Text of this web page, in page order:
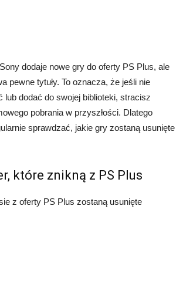
dodaje nowe gry do oferty PS Plus, ale
pewne tytuły. To oznacza, że jeśli nie
lub dodać do swojej biblioteki, stracisz
pobrania w przyszłości. Dlatego
sprawdzać, jakie gry zostaną usunięte
które znikną z PS Plus
z oferty PS Plus zostaną usunięte